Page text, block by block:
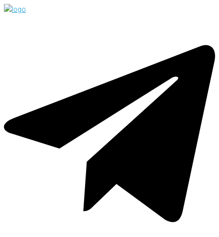
Перейти